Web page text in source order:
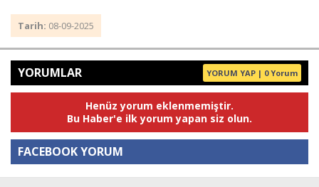
Tarih: 08-09-2025
YORUMLAR YORUM YAP | 0 Yorum
Henüz yorum eklenmemiştir.
Bu Haber'e ilk yorum yapan siz olun.
FACEBOOK YORUM